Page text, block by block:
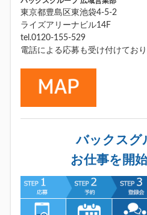
東京都豊島区東池袋4-5-2
ライズアリーナビル14F
tel.0120-155-529
電話による応募も受け付けており
バックスグ
お仕事を開